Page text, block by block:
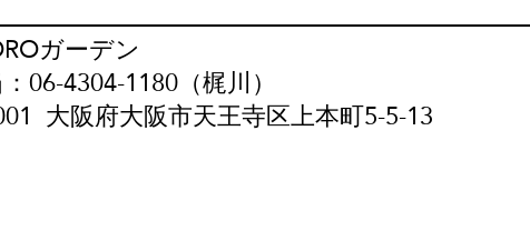
ガーデン
06-4304-1180（梶川）
大阪府大阪市天王寺区上本町5-5-13